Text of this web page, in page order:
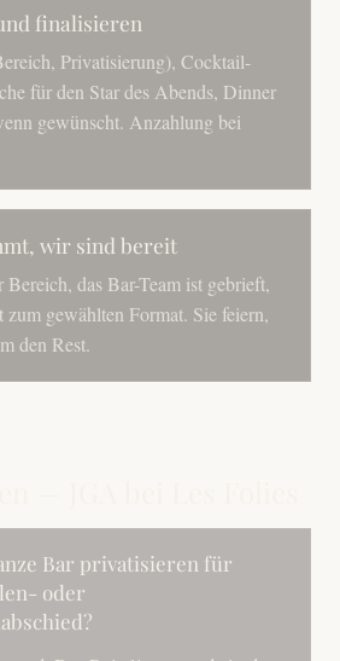
finalisieren
Privatisierung), Cocktail-
für den Star des Abends, Dinner
gewünscht. Anzahlung bei
wir sind bereit
das Bar-Team ist gebrieft,
zum gewählten Format. Sie feiern,
den Rest.
Bar privatisieren für
oder